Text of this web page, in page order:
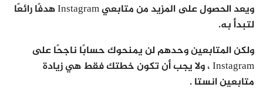
ويعد الحصول على المزيد من متابعي Instagram هدفًا رائعًا
لتبدأ به.
ولكن المتابعين وحدهم لن يمنحوك حسابًا ناجحًا على
Instagram ، ولا يجب أن تكون خطتك فقط هي زيادة
متابعين انستا .